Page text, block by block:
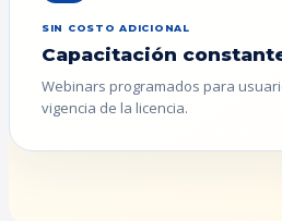
SIN COSTO ADICIONAL
Capacitación
Webinars programados para
vigencia de la licencia.